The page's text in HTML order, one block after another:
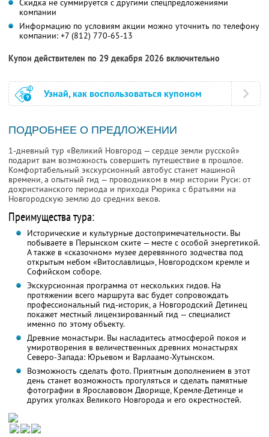
Скидка не суммируется с другими спецпредложениями
компании
Информацию по условиям акции можно уточнить по телефону
компании: +7 (812) 770-65-13
Купон действителен по 29 декабря 2026 включительно
Узнай, как воспользоваться купоном
ПОДРОБНЕЕ О ПРЕДЛОЖЕНИИ
1-дневный тур «Великий Новгород — сердце земли русской»
подарит вам возможность совершить путешествие в прошлое.
Комфортабельный экскурсионный автобус станет машиной
времени, а опытный гид — проводником в мир истории Руси: от
дохристианского периода и прихода Рюрика с братьями на
Новгородскую землю до средних веков.
Преимущества тура:
Исторические и культурные достопримечательности. Вы
побываете в Перынском ските — месте с особой энергетикой.
А также в «сказочном» музее деревянного зодчества под
открытым небом «Витославлицы», Новгородском кремле и
Софийском соборе.
Экскурсионная программа от нескольких гидов. На
протяжении всего маршрута вас будет сопровождать
профессиональный гид-историк, а Новгородский Детинец
покажет местный лицензированный гид — специалист
именно по этому объекту.
Древние монастыри. Вы насладитесь атмосферой покоя и
умиротворения в величественных древних монастырях
Северо-Запада: Юрьевом и Варлаамо-Хутынском.
Возможность сделать фото. Приятным дополнением в этот
день станет возможность прогуляться и сделать памятные
фотографии в Ярославовом Дворище, Кремле-Детинце и
других уголках Великого Новгорода и его окрестностей.